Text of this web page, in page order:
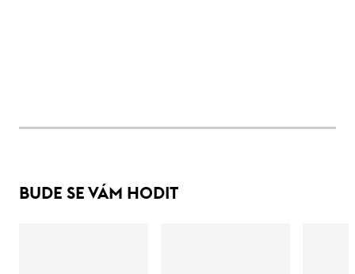
BUDE SE VÁM HODIT